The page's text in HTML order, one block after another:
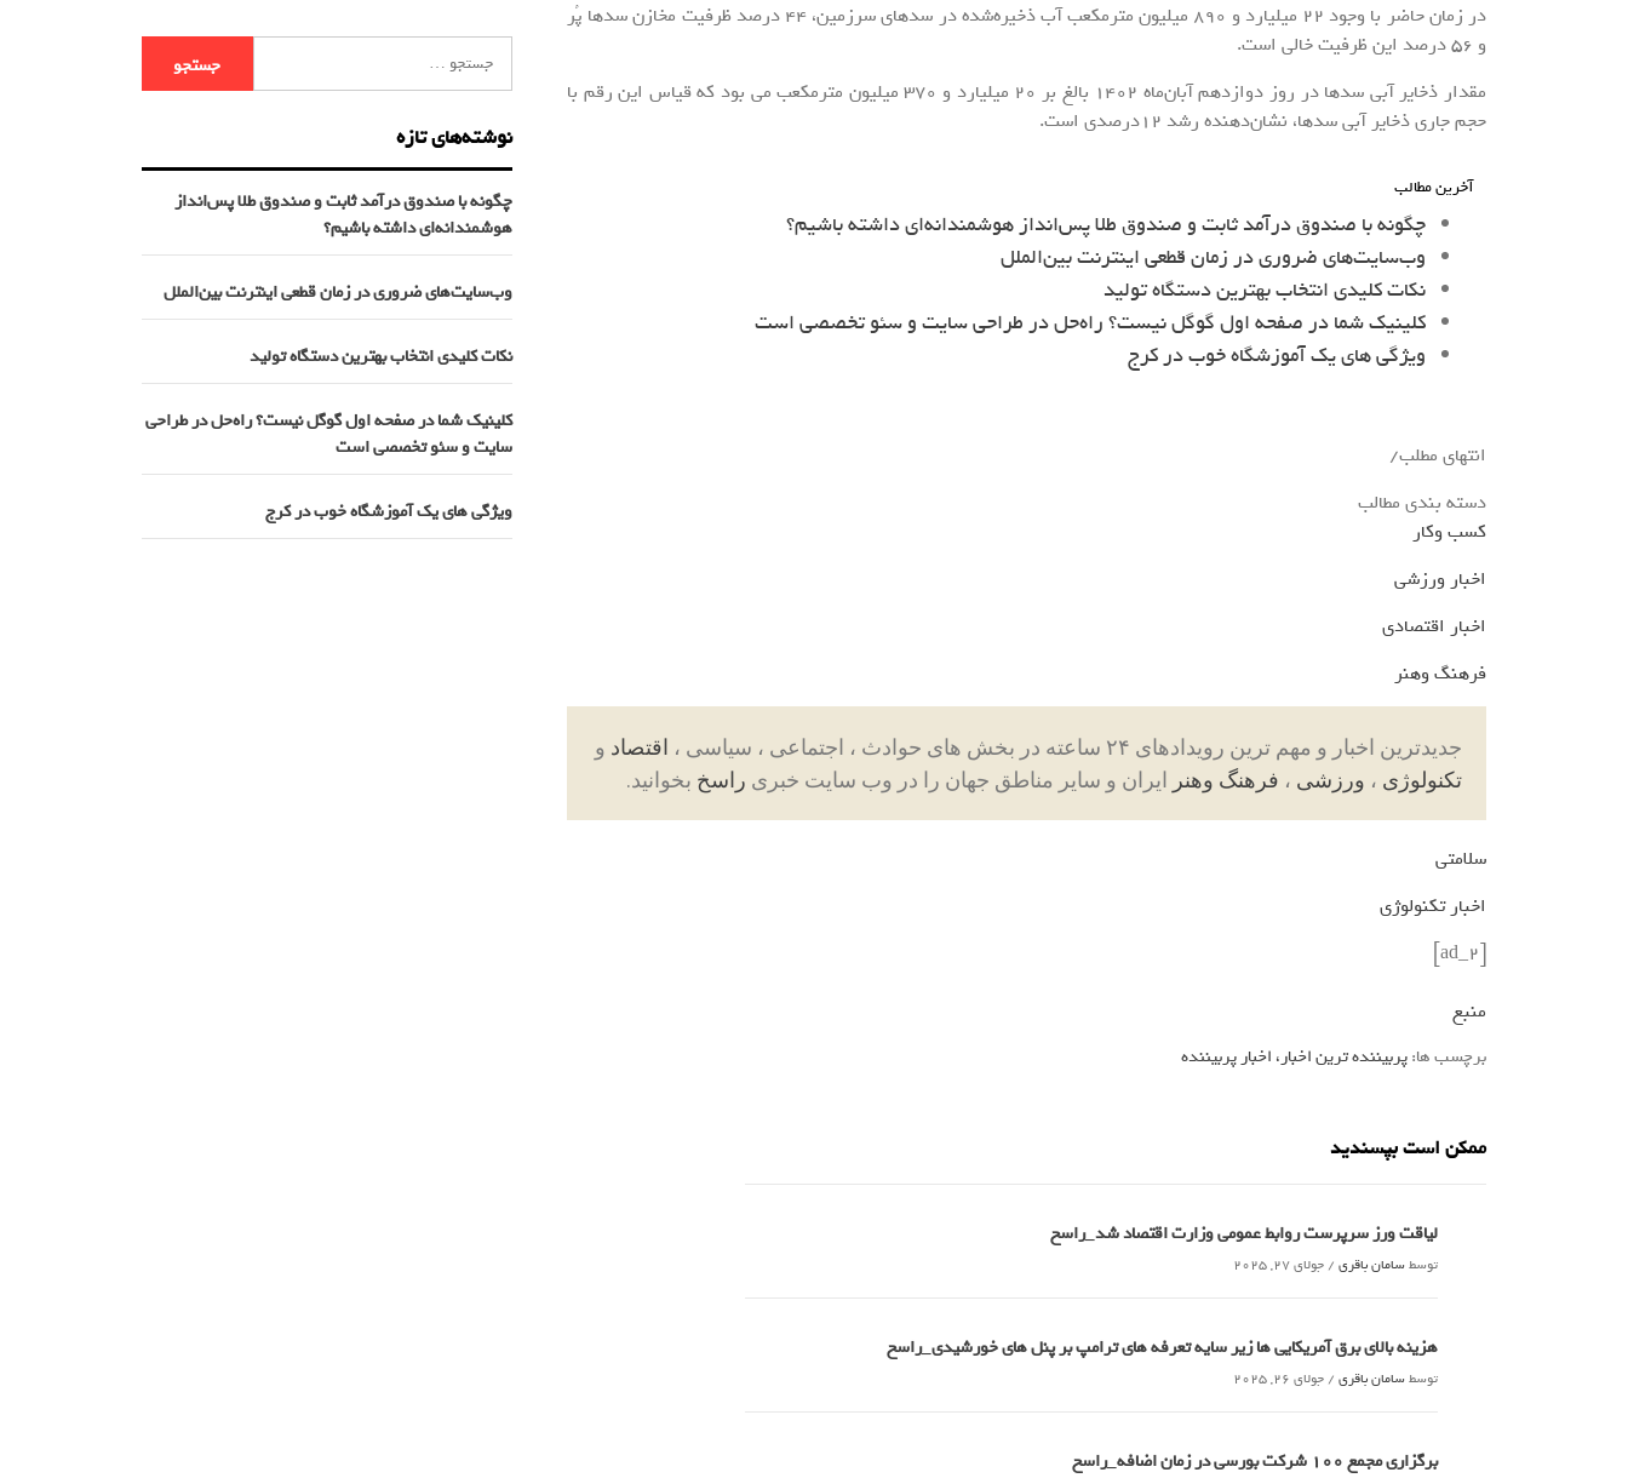
در زمان حاضر با وجود 22 میلیارد و 890 میلیون مترمکعب آب ذخیره‌شده در سدهای سرزمین، 44 درصد ظرفیت مخازن سدها پُر
و 56 درصد این ظرفیت خالی است.
مقدار ذخایر آبی سدها در روز دوازدهم آبان‌ماه 1402 بالغ بر 20 میلیارد و 370 میلیون مترمکعب می بود که قیاس این رقم با
حجم جاری ذخایر آبی سدها، نشان‌دهنده رشد 12درصدی است.
آخرین مطالب
چگونه با صندوق درآمد ثابت و صندوق طلا پس‌انداز هوشمندانه‌ای داشته باشیم؟
وب‌سایت‌های ضروری در زمان قطعی اینترنت بین‌الملل
نکات کلیدی انتخاب بهترین دستگاه تولید
کلینیک شما در صفحه اول گوگل نیست؟ راه‌حل در طراحی سایت و سئو تخصصی است
ویژگی های یک آموزشگاه خوب در کرج
انتهای مطلب/
دسته بندی مطالب
کسب وکار
اخبار ورزشی
اخبار اقتصادی
فرهنگ وهنر
جدیدترین اخبار و مهم ترین رویدادهای ۲۴ ساعته در بخش های حوادث ، اجتماعی ، سیاسی ، اقتصاد و
تکنولوژی ، ورزشی ، فرهنگ وهنر ایران و سایر مناطق جهان را در وب سایت خبری راسخ بخوانید.
سلامتی
اخبار تکنولوژی
منبع
برچسب ها:پربیننده ترین اخبار، اخبار پربیننده
ممکن است بپسندید
لیاقت ورز سرپرست روابط عمومی وزارت اقتصاد شد_راسخ
توسطسامان باقری / جولای 27, 2025
هزینه بالای برق آمریکایی ها زیر سایه تعرفه های ترامپ بر پنل های خورشیدی_راسخ
توسطسامان باقری / جولای 26, 2025
برگزاری مجمع 100 شرکت بورسی در زمان اضافه_راسخ
نوشته‌های تازه
چگونه با صندوق درآمد ثابت و صندوق طلا پس‌انداز
هوشمندانه‌ای داشته باشیم؟
وب‌سایت‌های ضروری در زمان قطعی اینترنت بین‌الملل
نکات کلیدی انتخاب بهترین دستگاه تولید
کلینیک شما در صفحه اول گوگل نیست؟ راه‌حل در طراحی
سایت و سئو تخصصی است
ویژگی های یک آموزشگاه خوب در کرج